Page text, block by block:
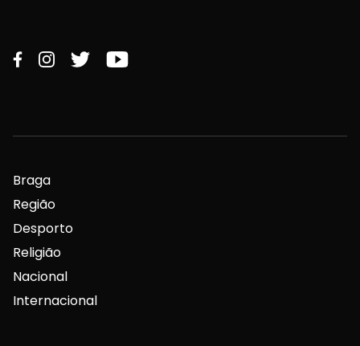
Braga
Região
Desporto
Religião
Nacional
Internacional